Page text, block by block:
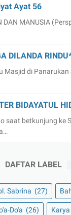
Ayat 56
DAN MANUSIA
DILANDA
Masjid di Panarukan
BIDAYATUL
saat betkunjung ke
DAFTAR LABEL
Sabrina (27)
Do'a (26) Karya